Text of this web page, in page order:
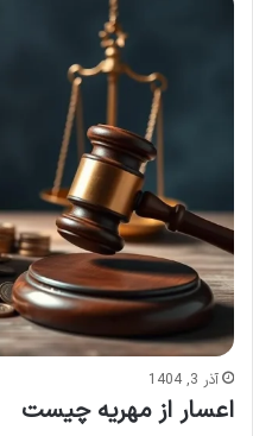
آذر 3, 1404
اعسار از مهریه چیست